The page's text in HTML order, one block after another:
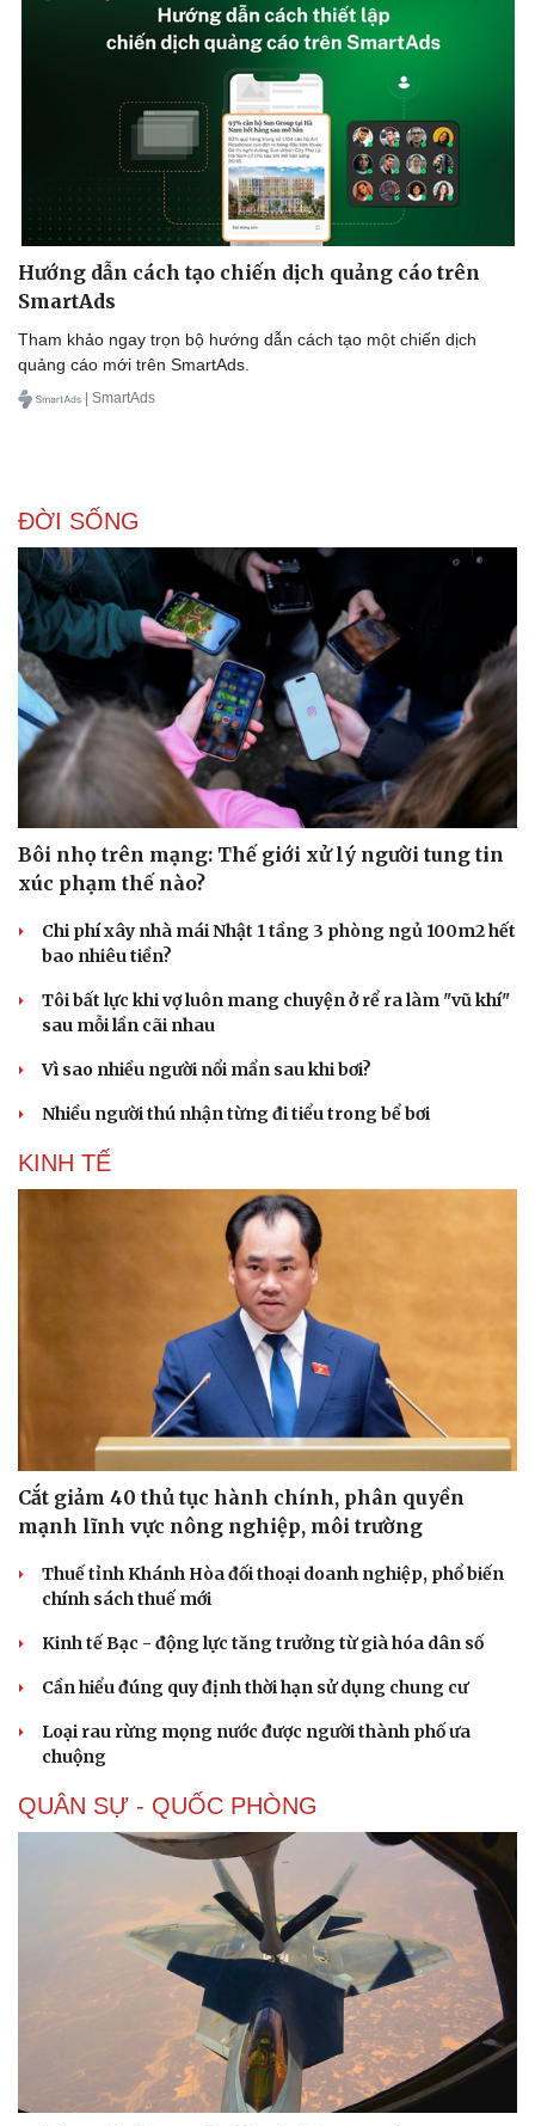
Pháp luật
Tin nóng
Tư vấn luật
Quân sự - Quốc phòng
Phân tích
Hướng dẫn cách tạo chiến dịch quảng cáo trên
SmartAds
Tham khảo ngay trọn bộ hướng dẫn cách tạo một chiến dịch
quảng cáo mới trên SmartAds.
| SmartAds
ĐỜI SỐNG
Bôi nhọ trên mạng: Thế giới xử lý người tung tin
xúc phạm thế nào?
Chi phí xây nhà mái Nhật 1 tầng 3 phòng ngủ 100m2 hết
bao nhiêu tiền?
Tôi bất lực khi vợ luôn mang chuyện ở rể ra làm "vũ khí"
sau mỗi lần cãi nhau
Vì sao nhiều người nổi mẩn sau khi bơi?
Nhiều người thú nhận từng đi tiểu trong bể bơi
KINH TẾ
Cắt giảm 40 thủ tục hành chính, phân quyền
mạnh lĩnh vực nông nghiệp, môi trường
Thuế tỉnh Khánh Hòa đối thoại doanh nghiệp, phổ biến
chính sách thuế mới
Kinh tế Bạc - động lực tăng trưởng từ già hóa dân số
Cần hiểu đúng quy định thời hạn sử dụng chung cư
Loại rau rừng mọng nước được người thành phố ưa
chuộng
QUÂN SỰ - QUỐC PHÒNG